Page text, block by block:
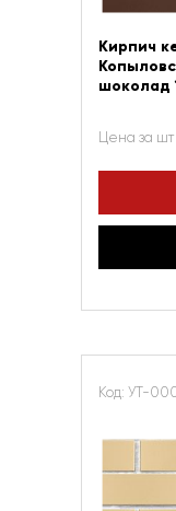
Кирпич
шоколад
Цена за шт
Код: УТ-